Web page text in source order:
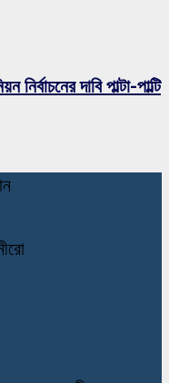
দাবি পাল্টা-পাল্টি